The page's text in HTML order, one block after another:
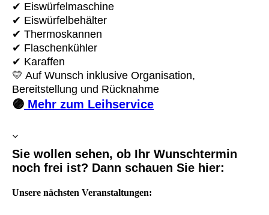
✔ Eiswürfelmaschine
✔ Eiswürfelbehälter
✔ Thermoskannen
✔ Flaschenkühler
✔ Karaffen
💛 Auf Wunsch inklusive Organisation,
Bereitstellung und Rücknahme
🟣 Mehr zum Leihservice
Sie wollen sehen, ob Ihr Wunschtermin
noch frei ist? Dann schauen Sie hier:
Unsere nächsten Veranstaltungen: